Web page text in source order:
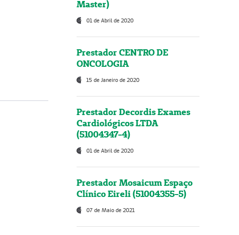
Master)
01 de Abril de 2020
Prestador CENTRO DE
ONCOLOGIA
15 de Janeiro de 2020
Prestador Decordis Exames
Cardiológicos LTDA
(51004347-4)
01 de Abril de 2020
Prestador Mosaicum Espaço
Clínico Eireli (51004355-5)
07 de Maio de 2021